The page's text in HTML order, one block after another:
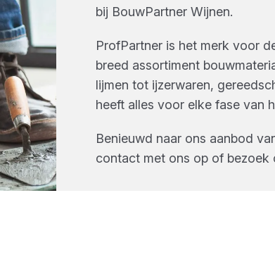
bij BouwPartner Wijnen.
ProfPartner is het merk voor
breed assortiment
lijmen tot ijzerwaren,
heeft alles voor elke fase van
Benieuwd naar ons aanbod
contact met ons op of bezoek